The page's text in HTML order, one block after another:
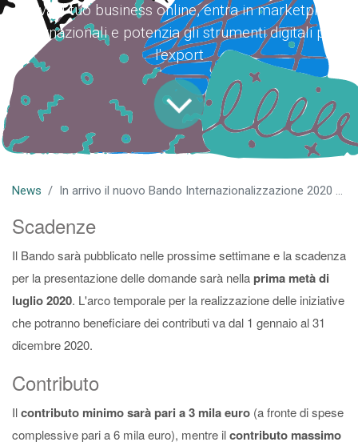
Attiva il tuo business online, entra in marketplace
internazionali e potenzia gli strumenti digitali per
l'export
News In arrivo il nuovo Bando Internazionalizzazione 2020 di Regione Emilia Romagna e Unioncamere
Scadenze
Il Bando sarà pubblicato nelle prossime settimane e la scadenza
per la presentazione delle domande sarà nellaprima metà di
luglio 2020. L'arco temporale per la realizzazione delle iniziative
che potranno beneficiare dei contributi va dal 1 gennaio al 31
dicembre 2020.
Contributo
Ilcontributo minimo sarà pari a 3 mila euro (a fronte di spese
complessive pari a 6 mila euro), mentre ilcontributo massimo